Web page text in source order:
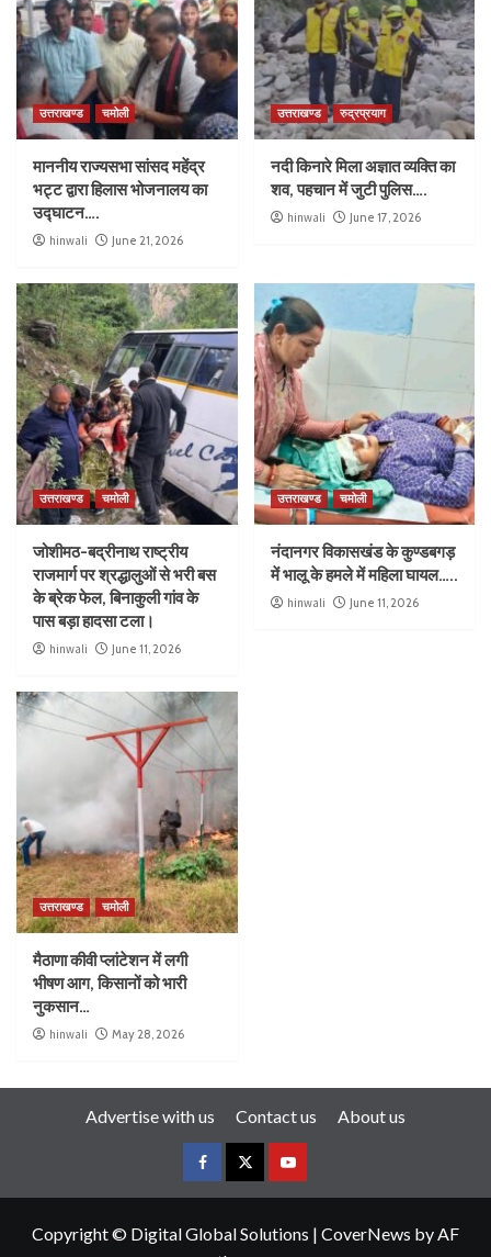
उत्तराखण्ड चमोली
माननीय राज्यसभा सांसद महेंद्र
भट्ट द्वारा हिलास भोजनालय का
उद्घाटन….
hinwali June 21, 2026
उत्तराखण्ड रुद्रप्रयाग
नदी किनारे मिला अज्ञात व्यक्ति का
शव, पहचान में जुटी पुलिस….
hinwali June 17, 2026
उत्तराखण्ड चमोली
जोशीमठ-बद्रीनाथ राष्ट्रीय
राजमार्ग पर श्रद्धालुओं से भरी बस
के ब्रेक फेल, बिनाकुली गांव के
पास बड़ा हादसा टला।
hinwali June 11, 2026
उत्तराखण्ड चमोली
नंदानगर विकासखंड के कुण्डबगड़
में भालू के हमले में महिला घायल…..
hinwali June 11, 2026
उत्तराखण्ड चमोली
मैठाणा कीवी प्लांटेशन में लगी
भीषण आग, किसानों को भारी
नुकसान…
hinwali May 28, 2026
Advertise with us Contact us About us
Copyright © Digital Global Solutions | CoverNews by AF